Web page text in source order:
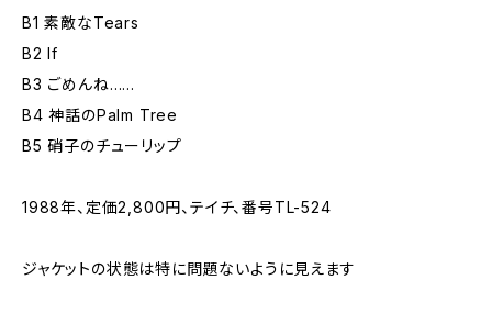
B1 素敵なTears
B2 If
B3 ごめんね……
B4 神話のPalm Tree
B5 硝子のチューリップ
1988年、定価2,800円、テイチ、番号TL-524
ジャケットの状態は特に問題ないように見えます